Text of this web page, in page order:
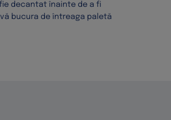
decantat înainte de a fi
bucura de întreaga paletă